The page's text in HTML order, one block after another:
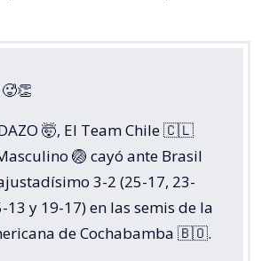
🥵👏
🤯, El Team Chile 🇨🇱
🏐 cayó ante Brasil
3-2 (25-17, 23-
13 y 19-17) en las semis de la
de Cochabamba 🇧🇴.